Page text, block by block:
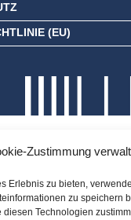
Zustimmung
Erlebnis zu bieten,
zu speichern
diesen Technologien
(EU)